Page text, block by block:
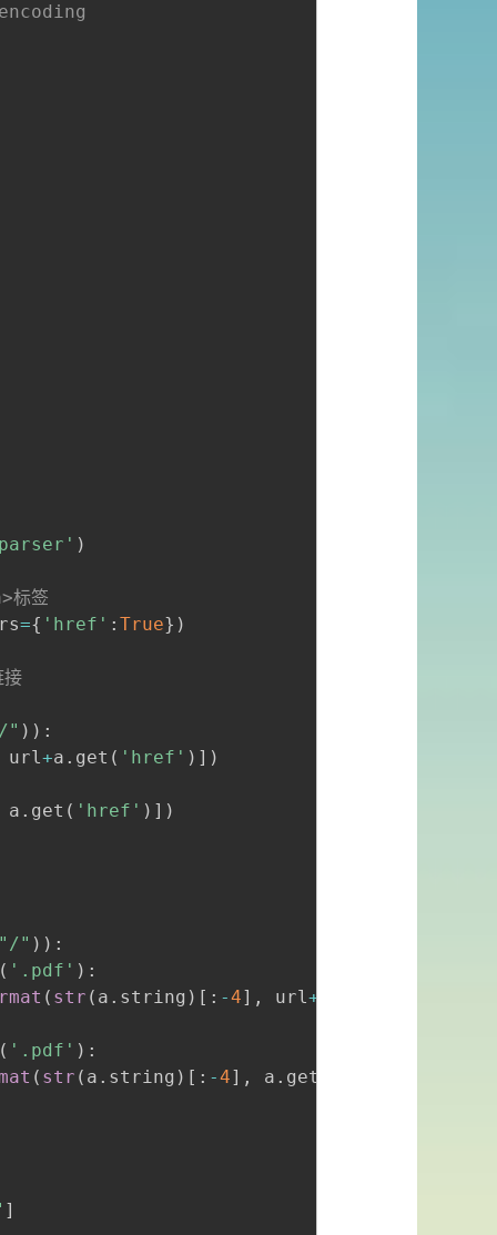
)
标签
={ 'href' : True} )
" ) ) :
url+a . get ( 'href' ) ] )
a . get ( 'href' ) ] )
"/" ) ) :
( '.pdf' ) :
( str ( a . string ) [ : -4] , url+
( '.pdf' ) :
( str ( a . string ) [ : -4] , a . get
]